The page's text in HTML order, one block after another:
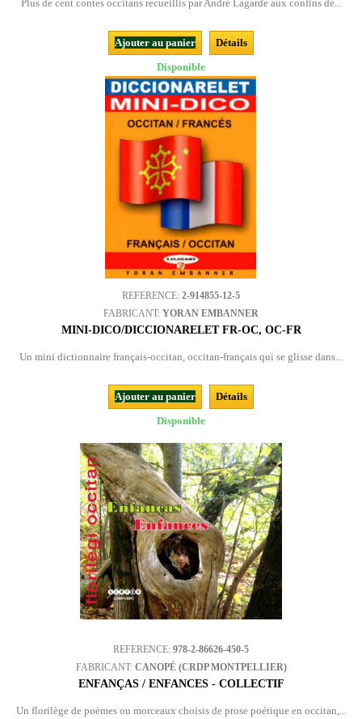
Plus de cent contes occitans recueillis par André Lagarde aux confins de...
Ajouter au panier
Détails
Disponible
REFERENCE: 2-914855-12-5
FABRICANT: YORAN EMBANNER
MINI-DICO/DICCIONARELET FR-OC, OC-FR
Un mini dictionnaire français-occitan, occitan-français qui se glisse dans...
Ajouter au panier
Détails
Disponible
REFERENCE: 978-2-86626-450-5
FABRICANT: CANOPÉ (CRDP MONTPELLIER)
ENFANÇAS / ENFANCES - COLLECTIF
Un florilège de poèmes ou morceaux choisis de prose poétique en occitan,...